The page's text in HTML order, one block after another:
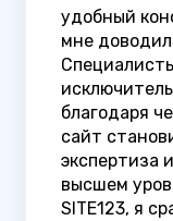
удобный
мне
благодаря
сайт
экспертиза
высшем
SITE123, я